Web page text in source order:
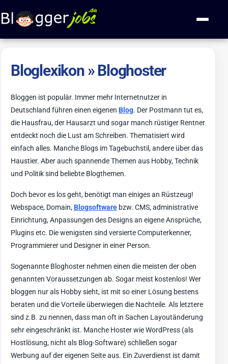
Bloglexikon » Bloghoster
Bloggen ist populär. Immer mehr Internetnutzer in
Deutschland führen einen eigenen Blog. Der Postmann tut es,
die Hausfrau, der Hausarzt und sogar manch rüstiger Rentner
entdeckt noch die Lust am Schreiben. Thematisiert wird
einfach alles. Manche Blogs im Tagebuchstil, andere über das
Haustier. Aber auch spannende Themen aus Hobby, Technik
und Politik sind beliebte Blogthemen.
Doch bevor es los geht, benötigt man einiges an Rüstzeug!
Webspace, Domain,Blogsoftware bzw. CMS, administrative
Einrichtung, Anpassungen des Designs an eigene Ansprüche,
Plugins etc. Die wenigsten sind versierte Computerkenner,
Programmierer und Designer in einer Person.
Sogenannte Bloghoster nehmen einen die meisten der oben
genannten Voraussetzungen ab. Sogar meist kostenlos! Wer
bloggen nur als Hobby sieht, ist mit so einer Lösung bestens
beraten und die Vorteile überwiegen die Nachteile. Als letztere
sind z.B. zu nennen, dass man oft in Sachen Layoutänderung
sehr eingeschränkt ist. Manche Hoster wie WordPress (als
Hostlösung, nicht als Blog-Software) schließen sogar
Werbung auf der eigenen Seite aus. Ein Zuverdienst ist damit